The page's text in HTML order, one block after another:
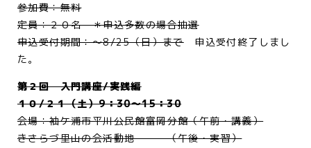
参加費：無料
定員：２０名 ＊申込多数の場合抽選
申込受付期間：～8/25（日）まで申込受付終了しまし
た。
第２回 入門講座/実践編
１０/２１（土）9：30～15：30
会場：袖ケ浦市平川公民館富岡分館（午前・講義）
きさらづ里山の会活動地 （午後・実習）